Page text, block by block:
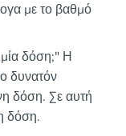
με το βαθμό
δόση;" Η
δυνατόν
δόση. Σε αυτή
δόση.